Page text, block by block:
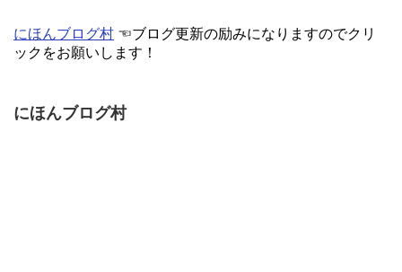
にほんブログ村 ☜ブログ更新の励みになりますのでクリ
ックをお願いします！
にほんブログ村